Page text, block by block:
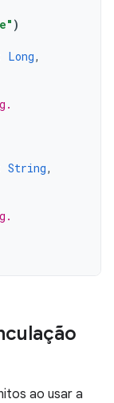
)
Long,
String,
ao usar a